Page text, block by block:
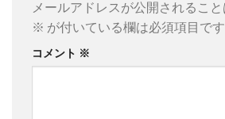
メールアドレスが公開されること
※ が付いている欄は必須項目です
コメント ※